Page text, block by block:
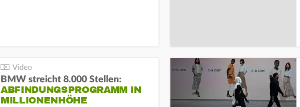
BMW streicht 8.000 Stellen:
ABFINDUNGSPROGRAMM IN
MILLIONENHÖHE